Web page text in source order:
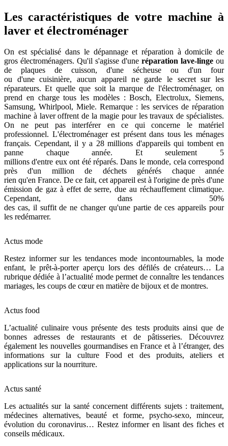
Les caractéristiques de votre machine à
laver et électroménager
On est spécialisé dans le dépannage et réparation à domicile de
gros électroménagers. Qu'il s'agisse d'une réparation lave-linge ou
de plaques de cuisson, d'une sécheuse ou d'un four
ou d'une cuisinière, aucun appareil ne garde le secret sur les
réparateurs. Et quelle que soit la marque de l'électroménager, on
prend en charge tous les modèles : Bosch, Electrolux, Siemens,
Samsung, Whirlpool, Miele. Remarque : les services de réparation
machine à laver offrent de la magie pour les travaux de spécialistes.
On ne peut pas interférer en ce qui concerne le matériel
professionnel. L'électroménager est présent dans tous les ménages
français. Cependant, il y a 28 millions d'appareils qui tombent en
panne chaque année. Et seulement 5
millions d'entre eux ont été réparés. Dans le monde, cela correspond
près d'un million de déchets générés chaque année
rien qu'en France. De ce fait, cet appareil est à l'origine de près d'une
émission de gaz à effet de serre, due au réchauffement climatique.
Cependant, dans 50%
des cas, il suffit de ne changer qu'une partie de ces appareils pour
les redémarrer.
Actus mode
Restez informer sur les tendances mode incontournables, la mode
enfant, le prêt-à-porter aperçu lors des défilés de créateurs… La
rubrique dédiée à l’actualité mode permet de connaître les tendances
mariages, les coups de cœur en matière de bijoux et de montres.
Actus food
L’actualité culinaire vous présente des tests produits ainsi que de
bonnes adresses de restaurants et de pâtisseries. Découvrez
également les nouvelles gourmandises en France et à l’étranger, des
informations sur la culture Food et des produits, ateliers et
applications sur la nourriture.
Actus santé
Les actualités sur la santé concernent différents sujets : traitement,
médecines alternatives, beauté et forme, psycho-sexo, minceur,
évolution du coronavirus… Restez informer en lisant des fiches et
conseils médicaux.